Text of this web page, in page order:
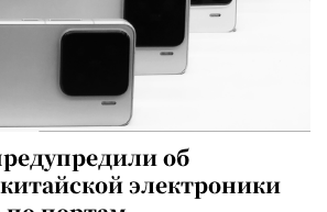
об
электроники